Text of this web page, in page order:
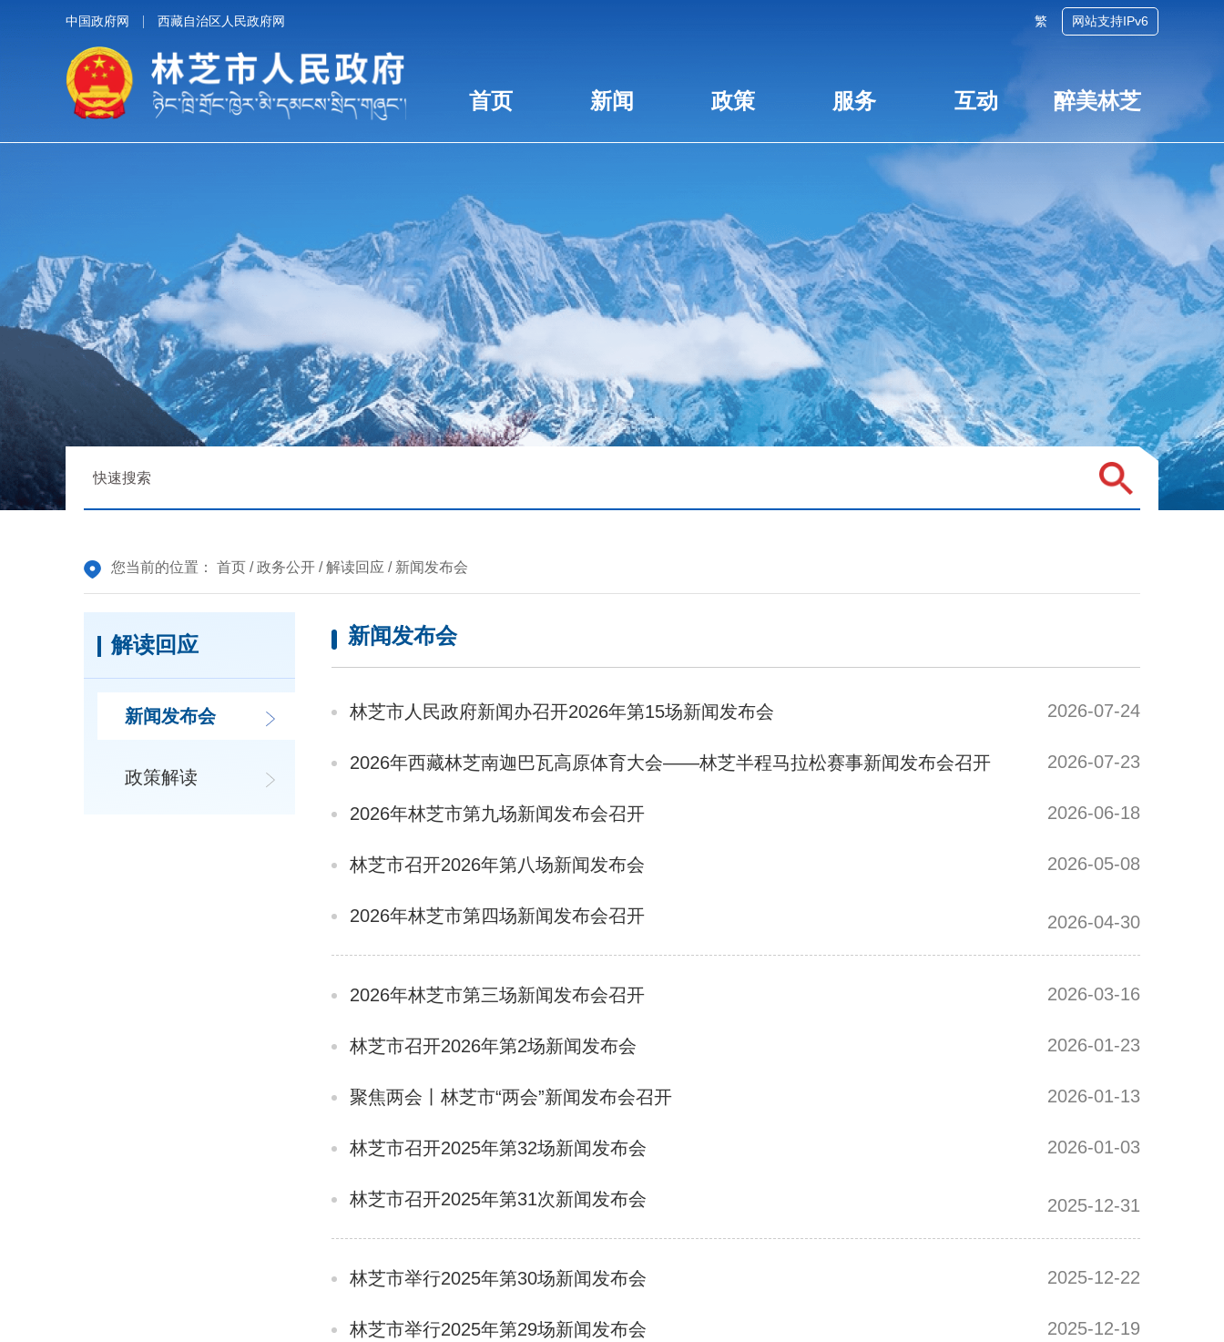
中国政府网 西藏自治区人民政府网 繁 网站支持IPv6
首页 新闻 政策 服务 互动 醉美林芝
您当前的位置： 首页 /政务公开 /解读回应 / 新闻发布会
解读回应
新闻发布会
政策解读
新闻发布会
林芝市人民政府新闻办召开2026年第15场新闻发布会 2026-07-24
2026年西藏林芝南迦巴瓦高原体育大会——林芝半程马拉松赛事新闻发布会召开 2026-07-23
2026年林芝市第九场新闻发布会召开 2026-06-18
林芝市召开2026年第八场新闻发布会 2026-05-08
2026年林芝市第四场新闻发布会召开 2026-04-30
2026年林芝市第三场新闻发布会召开 2026-03-16
林芝市召开2026年第2场新闻发布会 2026-01-23
聚焦两会丨林芝市“两会”新闻发布会召开 2026-01-13
林芝市召开2025年第32场新闻发布会 2026-01-03
林芝市召开2025年第31次新闻发布会 2025-12-31
林芝市举行2025年第30场新闻发布会 2025-12-22
林芝市举行2025年第29场新闻发布会 2025-12-19